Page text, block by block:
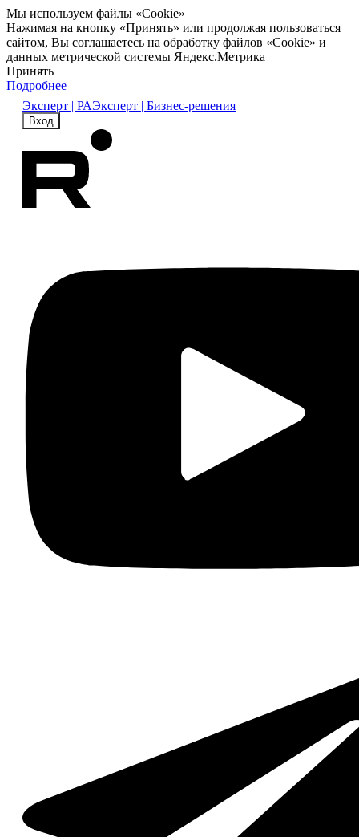
Мы используем файлы «Cookie»
Нажимая на кнопку «Принять» или продолжая пользоваться
сайтом, Вы соглашаетесь на обработку файлов «Cookie» и
данных метрической системы Яндекс.Метрика
Принять
Подробнее
Эксперт | РАЭксперт | Бизнес-решения
Вход